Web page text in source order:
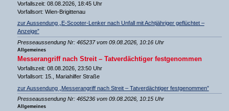
Vorfallszeit: 08.08.2026, 18:45 Uhr
Vorfallsort: Wien-Brigittenau
zur Aussendung „E-Scooter-Lenker nach Unfall mit Achtjähriger geflüchtet –
Anzeige”
Presseaussendung Nr: 465237 vom 09.08.2026, 10:16 Uhr
Allgemeines
Messerangriff nach Streit – Tatverdächtiger festgenommen
Vorfallszeit: 08.08.2026, 23:50 Uhr
Vorfallsort: 15., Mariahilfer Straße
zur Aussendung „Messerangriff nach Streit – Tatverdächtiger festgenommen”
Presseaussendung Nr: 465236 vom 09.08.2026, 10:15 Uhr
Allgemeines